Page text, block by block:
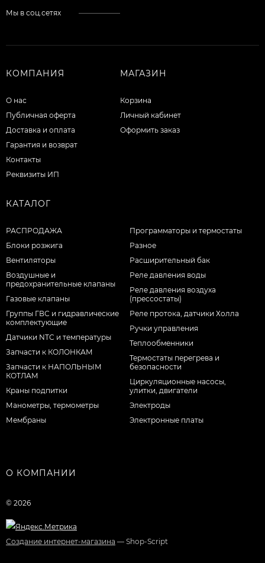
Мы в соц.сетях
КОМПАНИЯ
О нас
Публичная оферта
Доставка и оплата
Гарантия и возврат
Контакты
Реквизиты ИП
МАГАЗИН
Корзина
Личный кабинет
Оформить заказ
КАТАЛОГ
РАСПРОДАЖА
Блоки розжига
Вентиляторы
Воздушные и
предохранительные клапаны
Газовые клапаны
Группы ГВС и гидравлические
комплектующие
Датчики NTC и температуры
Запчасти к КОЛОНКАМ
Запчасти к НАПОЛЬНЫМ
КОТЛАМ
Краны подпитки
Манометры, термометры
Мембраны
Программаторы и термостаты
Разное
Расширительный бак
Реле давления воды
Реле давления воздуха
(прессостаты)
Реле протока, датчики Холла
Ручки управления
Теплообменники
Термостаты перегрева и
безопасности
Циркуляционные насосы,
улитки, двигатели
Электроды
Электронные платы
О КОМПАНИИ
© 2026
Создание интернет-магазина — Shop-Script